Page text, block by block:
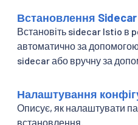
Встановлення Sidecar
Встановіть sidecar Istio в
автоматично за
sidecar або вручну за
Налаштування
Описує, як налаштувати
встановлення.